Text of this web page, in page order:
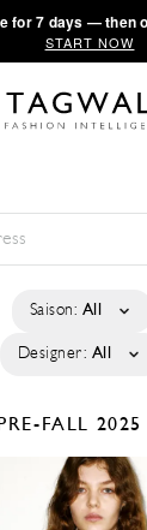
for 7 days — then
START NOW
Saison: All
Designer: All
FALL 2025